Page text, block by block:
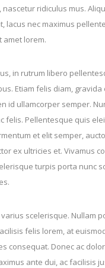
ridiculus mus.
lacus nec maximus
amet lorem.
in rutrum libero
Etiam felis diam,
id ullamcorper semper.
felis. Pellentesque quis
et elit semper,
ex ultricies et. Vivamus
turpis porta nunc
scelerisque. Nullam
felis lorem, at
consequat. Donec ac
ante dui, ac facilisis